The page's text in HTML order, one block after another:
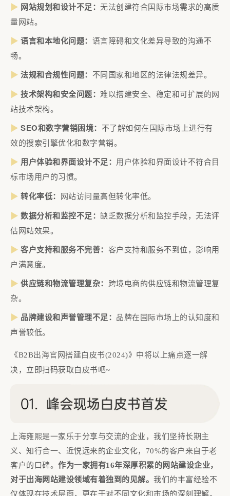
▶ 网站规划和设计不足：无法创建符合国际市场需求的高质
量网站。
▶ 语言和本地化问题： 语言障碍和文化差异导致的沟通不
畅。
▶ 法规和合规性问题： 不同国家和地区的法律法规差异。
▶ 技术架构和安全问题：难以搭建安全、稳定和可扩展的网
站技术架构。
▶ SEO和数字营销困境： 不了解如何在国际市场上进行有
效的搜索引擎优化和数字营销。
▶ 用户体验和界面设计不足： 用户体验和界面设计不符合目
标市场用户的习惯。
▶ 转化率低： 网站访问量高但转化率低。
▶ 数据分析和监控不足：缺乏数据分析和监控手段，无法评
估网站效果。
▶ 客户支持和服务不完善： 客户支持和服务不到位，影响用
户满意度。
▶ 供应链和物流管理复杂： 跨境电商的供应链和物流管理复
杂。
▶ 品牌建设和声誉管理不足： 品牌在国际市场上的认知度和
声誉较低。
《B2B出海官网搭建白皮书(2024)》中将以上痛点逐一解
决，立即扫码获取白皮书吧~
上海雍熙是一家乐于分享与交流的企业，我们坚持长期主
义、知行合一、近悦远来的企业文化，70%的客户来自于老
客户的口碑。 作为一家拥有16年深厚积累的网站建设企业，
对于出海网站建设领域有着独到的见解。 我们的丰富经验不
仅体现在技术层面，更在于对不同文化和市场的深刻理解。